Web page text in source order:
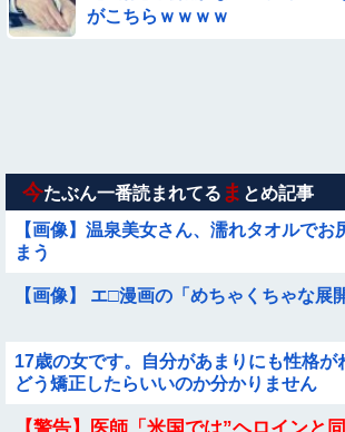
答
がこちらｗｗｗｗ
今たぶん一番読まれてる ま とめ記事
【画像】温泉美女さん、濡れタオルでお
まう
【画像】 エ□漫画の「めちゃくちゃな展
17歳の女です。自分があまりにも性格が
どう矯正したらいいのか分かりません
Sponsored Link